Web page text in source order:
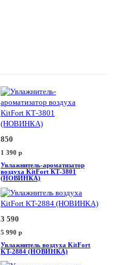
850
1 390 p
Увлажнитель-ароматизатор
воздуха KitFort КТ-3801
(НОВИНКА)
3 590
5 990 p
Увлажнитель воздуха KitFort
KT-2884 (НОВИНКА)